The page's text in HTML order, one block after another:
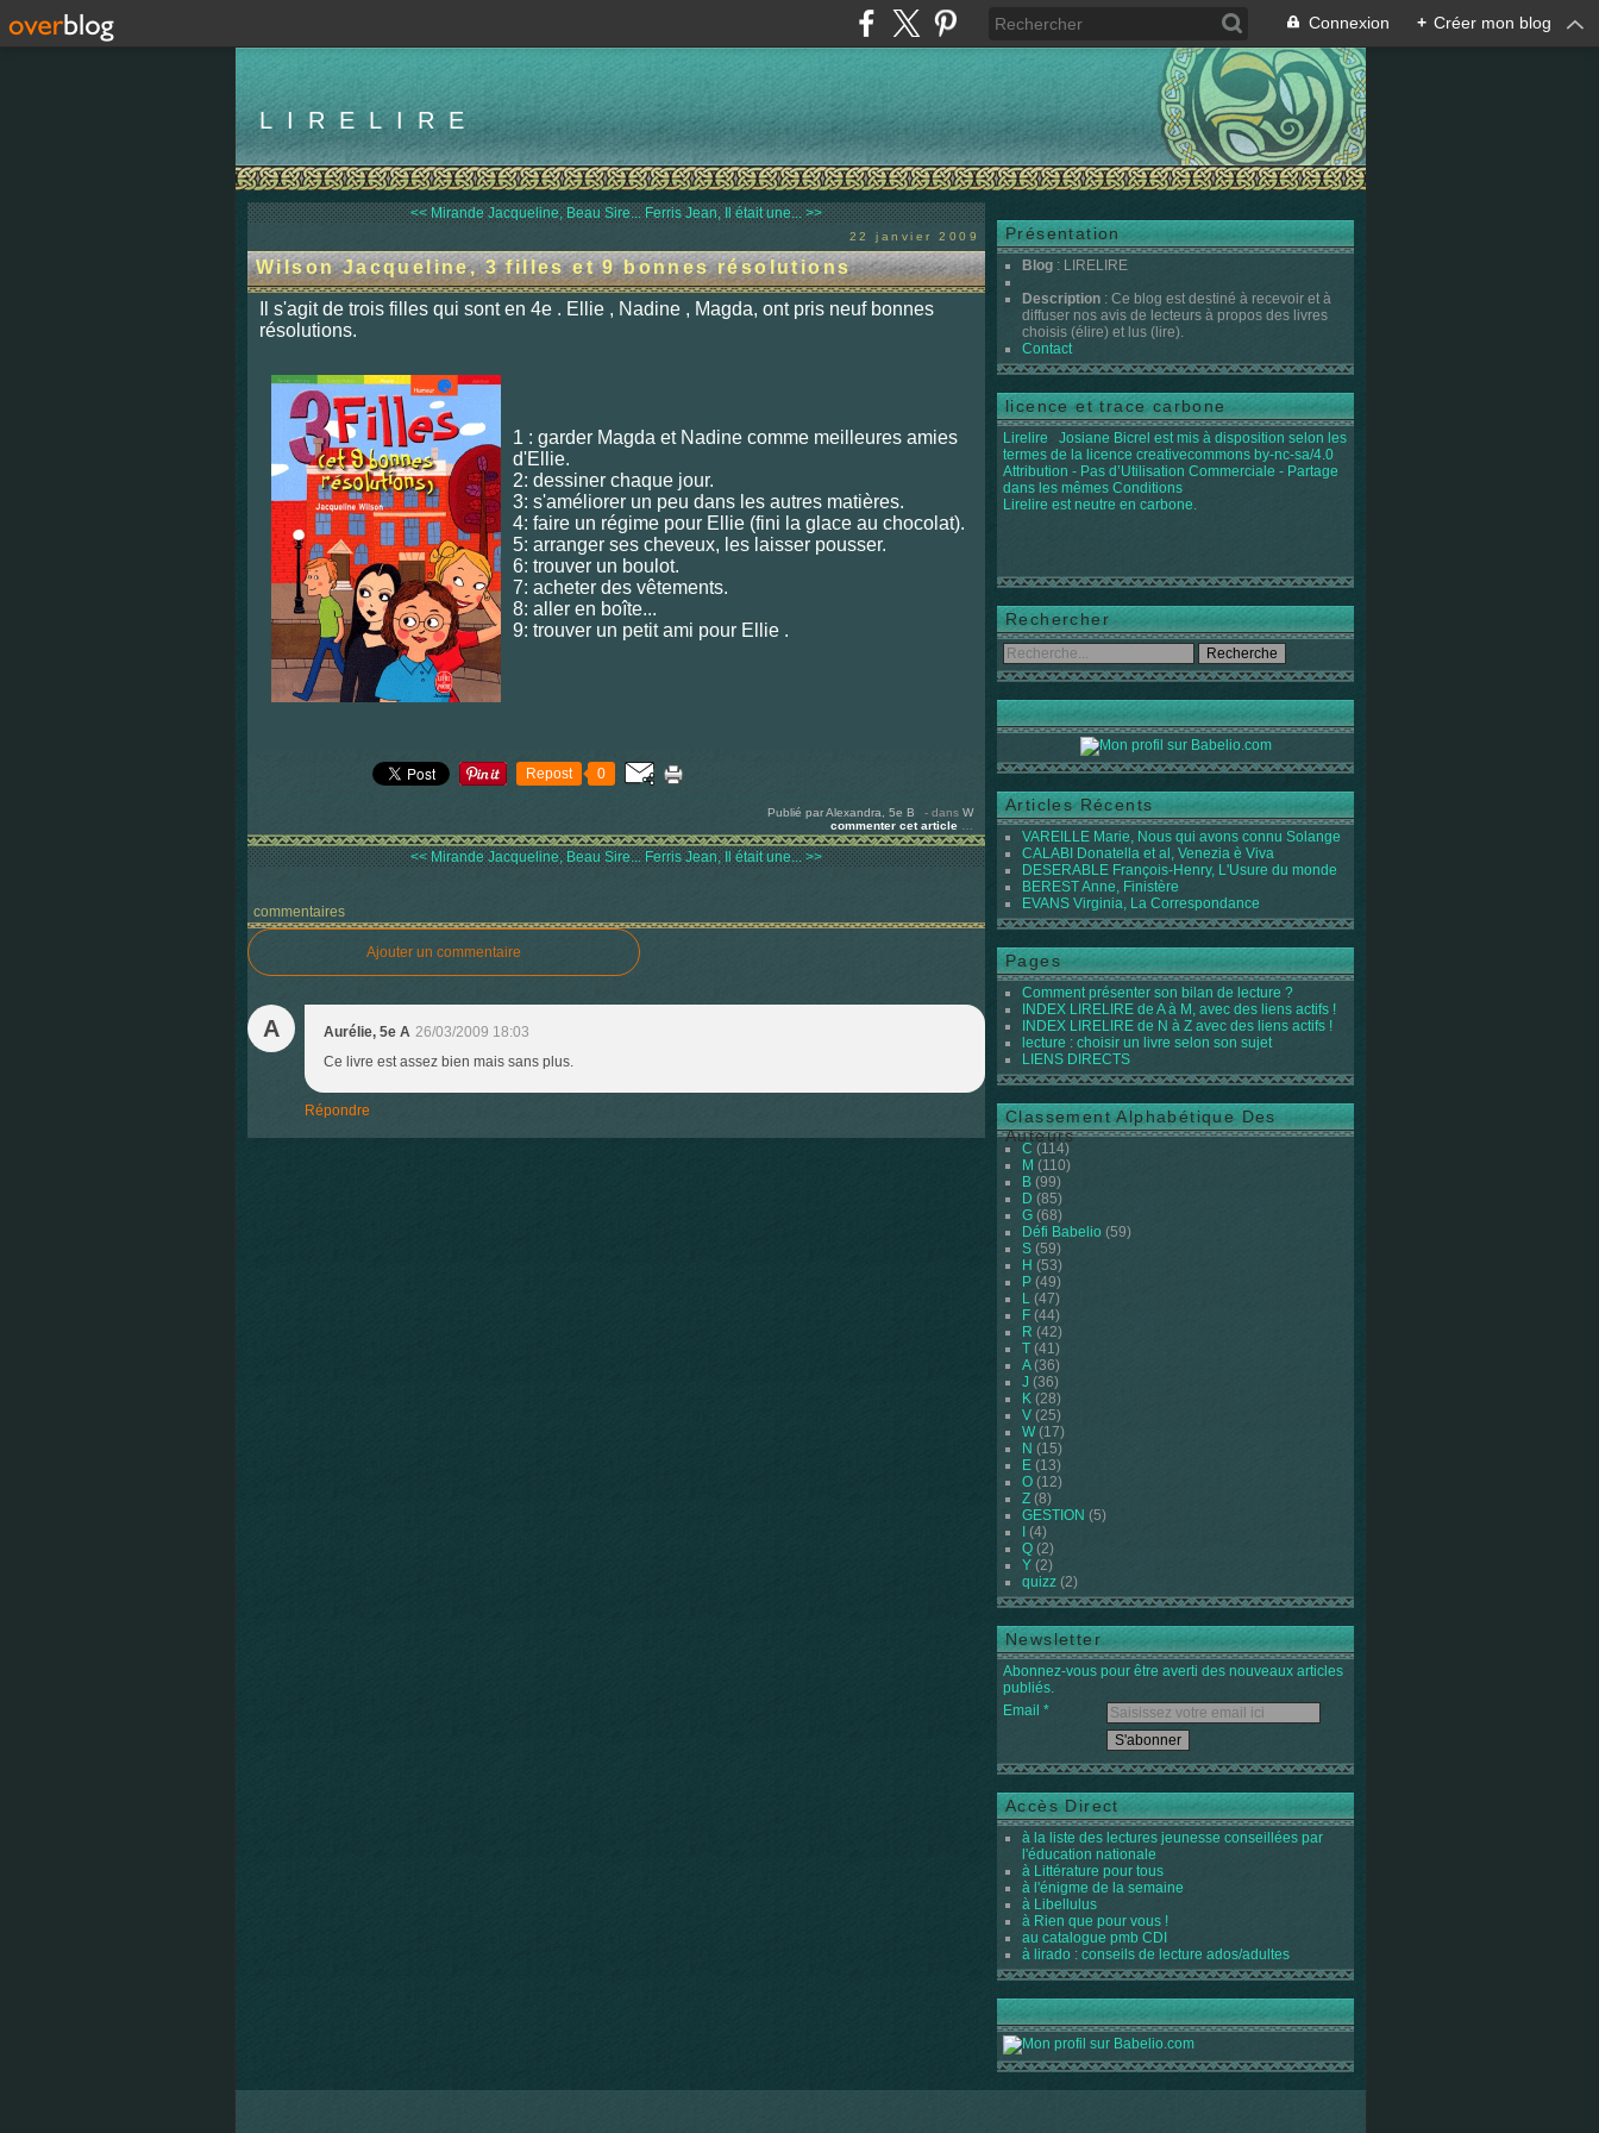
Connexion + Créer mon blog
LIRELIRE
<< Mirande Jacqueline, Beau Sire... Ferris Jean, Il était une... >>
22 janvier 2009
Wilson Jacqueline, 3 filles et 9 bonnes résolutions
Il s'agit de trois filles qui sont en 4e . Ellie , Nadine , Magda, ont pris neuf bonnes
résolutions.
1 : garder Magda et Nadine comme meilleures amies
d'Ellie.
2: dessiner chaque jour.
3: s'améliorer un peu dans les autres matières.
4: faire un régime pour Ellie (fini la glace au chocolat).
5: arranger ses cheveux, les laisser pousser.
6: trouver un boulot.
7: acheter des vêtements.
8: aller en boîte...
9: trouver un petit ami pour Ellie .
Repost 0
Publié par Alexandra, 5e B - dans W
commenter cet article
<< Mirande Jacqueline, Beau Sire... Ferris Jean, Il était une... >>
commentaires
Ajouter un commentaire
A Aurélie, 5e A 26/03/2009 18:03
Ce livre est assez bien mais sans plus.
Répondre
Présentation
Blog : LIRELIRE
Description : Ce blog est destiné à recevoir et à
diffuser nos avis de lecteurs à propos des livres
choisis (élire) et lus (lire).
Contact
licence et trace carbone
Lirelire Josiane Bicrel est mis à disposition selon les
termes de la licence creativecommons by-nc-sa/4.0
Attribution - Pas d’Utilisation Commerciale - Partage
dans les mêmes Conditions
Lirelire est neutre en carbone.
Rechercher
Articles Récents
VAREILLE Marie, Nous qui avons connu Solange
CALABI Donatella et al, Venezia è Viva
DESERABLE François-Henry, L'Usure du monde
BEREST Anne, Finistère
EVANS Virginia, La Correspondance
Pages
Comment présenter son bilan de lecture ?
INDEX LIRELIRE de A à M, avec des liens actifs !
INDEX LIRELIRE de N à Z avec des liens actifs !
lecture : choisir un livre selon son sujet
LIENS DIRECTS
Classement Alphabétique Des
Auteurs
C (114)
M (110)
B (99)
D (85)
G (68)
Défi Babelio (59)
S (59)
H (53)
P (49)
L (47)
F (44)
R (42)
T (41)
A(36)
J (36)
K (28)
V (25)
W(17)
N (15)
E (13)
O (12)
Z (8)
GESTION (5)
(4)
Q (2)
Y (2)
quizz (2)
Newsletter
Abonnez-vous pour être averti des nouveaux articles
publiés.
Email
Accès Direct
à la liste des lectures jeunesse conseillées par
l'éducation nationale
à Littérature pour tous
à l'énigme de la semaine
à Libellulus
à Rien que pour vous !
au catalogue pmb CDI
à lirado : conseils de lecture ados/adultes